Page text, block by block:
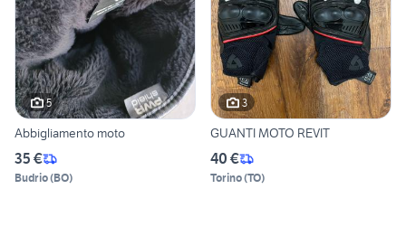
5
Abbigliamento moto
35 €
Budrio(BO)
3
GUANTI MOTO REVIT
40 €
Torino(TO)